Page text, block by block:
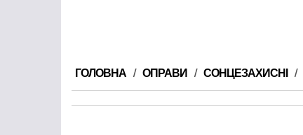
ГОЛОВНА ОПРАВИ СОНЦЕЗАХИСНІ